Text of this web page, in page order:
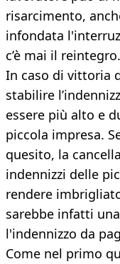
risarcimento,
infondata
c’è mai il reintegro.
In caso di vittoria
stabilire
essere più alto e
piccola impresa.
quesito, la
indennizzi delle
rendere
sarebbe infatti
l'indennizzo da
Come nel primo